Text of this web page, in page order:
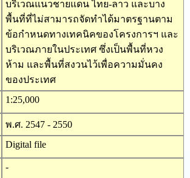
บริเวณแนวชายแดน ไทย-ลาว และบาง
พื้นที่ที่ไม่สามารถจัดทำได้มาตรฐานตาม
ข้อกำหนดทางเทคนิคของโครงการฯ และ
บริเวณภายในประเทศ ซึ่งเป็นพื้นที่หวง
ห้าม และพื้นที่สงวนไว้เพื่อความมั่นคง
ของประเทศ
1:25,000
พ.ศ. 2547 - 2550
Digital file
-